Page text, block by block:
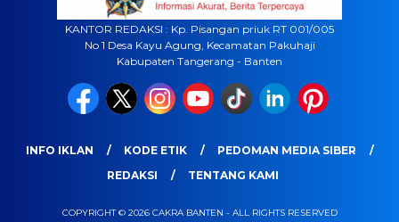
KANTOR REDAKSI : Kp. Pisangan priuk RT 001/005
No 1 Desa Kayu Agung, Kecamatan Pakuhaji
Kabupaten Tangerang - Banten
INFO IKLAN KODE ETIK
PEDOMAN MEDIA SIBER
REDAKSI
TENTANG KAMI
COPYRIGHT © 2026 CAKRA BANTEN - ALL RIGHTS RESERVED